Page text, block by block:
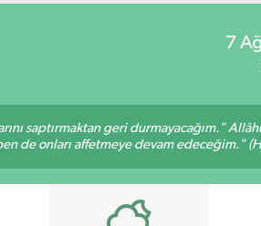
7
saptırmaktan geri durmayacağım."
de onları affetmeye devam edeceğim."